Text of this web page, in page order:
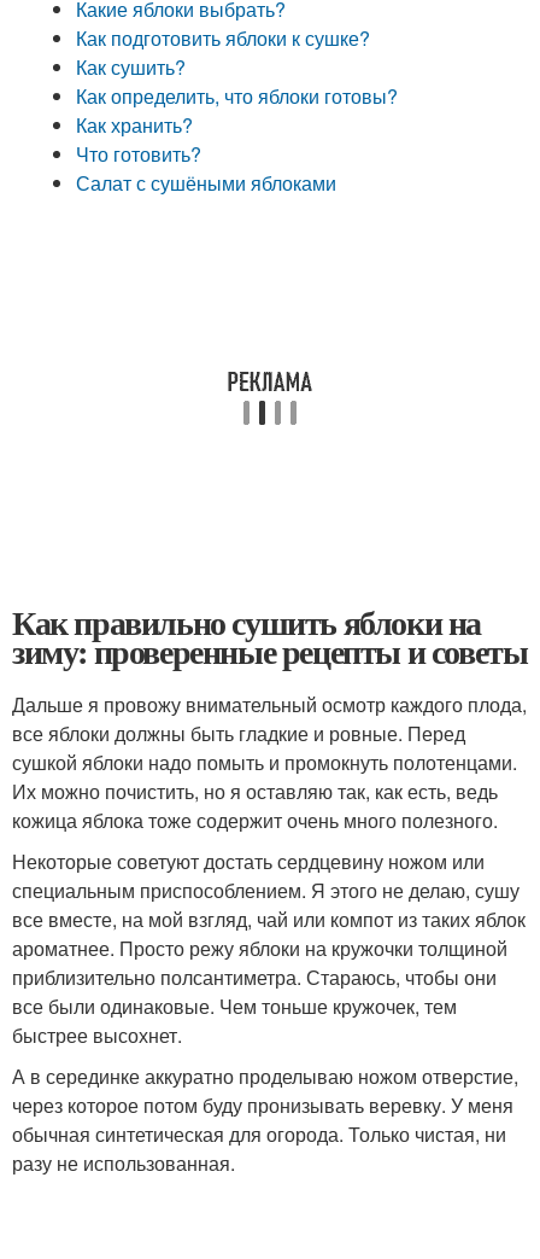
Какие яблоки выбрать?
Как подготовить яблоки к сушке?
Как сушить?
Как определить, что яблоки готовы?
Как хранить?
Что готовить?
Салат с сушёными яблоками
Как правильно сушить яблоки на
зиму: проверенные рецепты и советы
Дальше я провожу внимательный осмотр каждого плода,
все яблоки должны быть гладкие и ровные. Перед
сушкой яблоки надо помыть и промокнуть полотенцами.
Их можно почистить, но я оставляю так, как есть, ведь
кожица яблока тоже содержит очень много полезного.
Некоторые советуют достать сердцевину ножом или
специальным приспособлением. Я этого не делаю, сушу
все вместе, на мой взгляд, чай или компот из таких яблок
ароматнее. Просто режу яблоки на кружочки толщиной
приблизительно полсантиметра. Стараюсь, чтобы они
все были одинаковые. Чем тоньше кружочек, тем
быстрее высохнет.
А в серединке аккуратно проделываю ножом отверстие,
через которое потом буду пронизывать веревку. У меня
обычная синтетическая для огорода. Только чистая, ни
разу не использованная.